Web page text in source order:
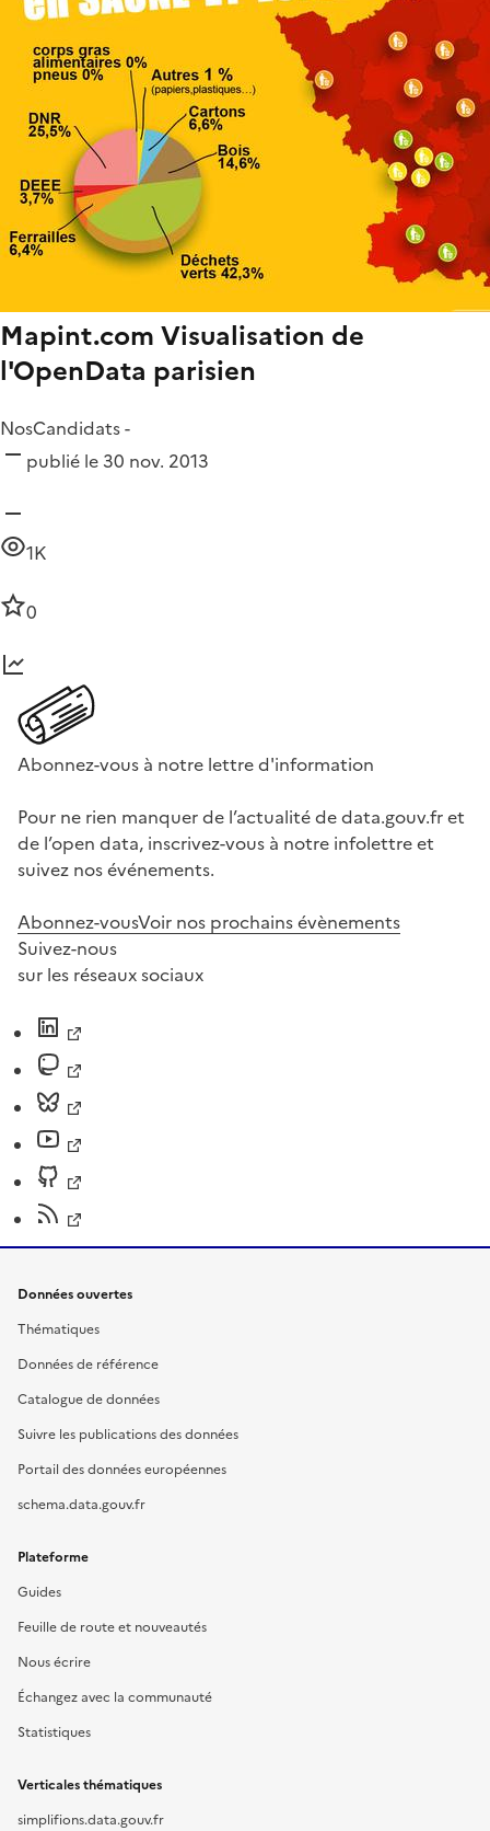
Mapint.com Visualisation de
l'OpenData parisien
NosCandidats -
publié le 30 nov. 2013
1K
0
Abonnez-vous à notre lettre d'information
Pour ne rien manquer de l’actualité de data.gouv.fr et
de l’open data, inscrivez-vous à notre infolettre et
suivez nos événements.
Abonnez-vousVoir nos prochains évènements
Suivez-nous
sur les réseaux sociaux
Données ouvertes
Thématiques
Données de référence
Catalogue de données
Suivre les publications des données
Portail des données européennes
schema.data.gouv.fr
Plateforme
Guides
Feuille de route et nouveautés
Nous écrire
Échangez avec la communauté
Statistiques
Verticales thématiques
simplifions.data.gouv.fr